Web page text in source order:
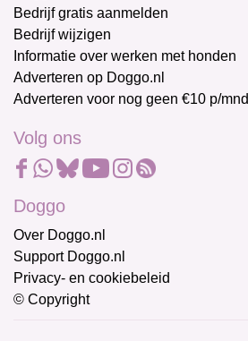
Bedrijf gratis aanmelden
Bedrijf wijzigen
Informatie over werken met honden
Adverteren op Doggo.nl
Adverteren voor nog geen €10 p/mnd
Volg ons
Doggo
Over Doggo.nl
Support Doggo.nl
Privacy- en cookiebeleid
© Copyright